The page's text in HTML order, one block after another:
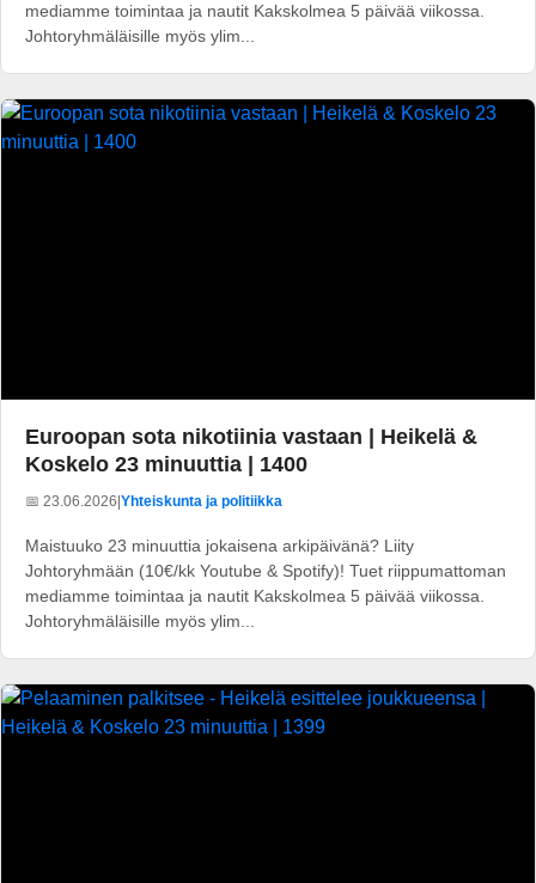
mediamme toimintaa ja nautit Kakskolmea 5 päivää viikossa.
Johtoryhmäläisille myös ylim...
Euroopan sota nikotiinia vastaan | Heikelä &
Koskelo 23 minuuttia | 1400
📅 23.06.2026 Yhteiskunta ja politiikka
Maistuuko 23 minuuttia jokaisena arkipäivänä? Liity
Johtoryhmään (10€/kk Youtube & Spotify)! Tuet riippumattoman
mediamme toimintaa ja nautit Kakskolmea 5 päivää viikossa.
Johtoryhmäläisille myös ylim...